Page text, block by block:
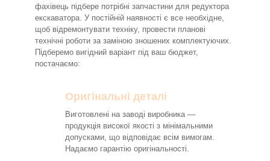
фахівець підбере потрібні запчастини для редуктора
екскаватора. У постійній наявності є все необхідне,
щоб відремонтувати техніку, провести планові
технічні роботи за заміною зношених комплектуючих.
Підберемо вигідний варіант під ваш бюджет,
постачаємо:
Оригінальні деталі
Виготовлені на заводі виробника —
продукція високої якості з мінімальними
допусками, що відповідає всім вимогам.
Надаємо гарантію оригінальності.